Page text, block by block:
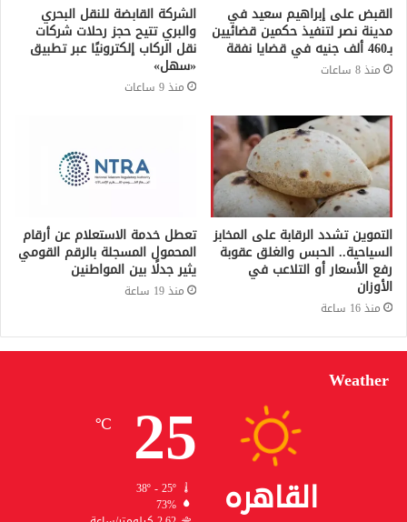
القبض على إبراهيم سعيد في
مدينة نصر لتنفيذ حكمين قضائيين
بـ460 ألف جنيه في قضايا نفقة
منذ 8 ساعات
الشركة القابضة للنقل البحري
والبري تتيح حجز رحلات شركات
نقل الركاب إلكترونيًا عبر تطبيق
«سهل»
منذ 9 ساعات
التموين تشدد الرقابة على المخابز
السياحية.. الحبس والغلق عقوبة
رفع الأسعار أو التلاعب في
الأوزان
منذ 16 ساعة
تعطل خدمة الاستعلام عن أرقام
المحمول المسجلة بالرقم القومي
يثير جدلًا بين المواطنين
منذ 19 ساعة
Weather
القاهره
25
℃
38º - 25º
73%